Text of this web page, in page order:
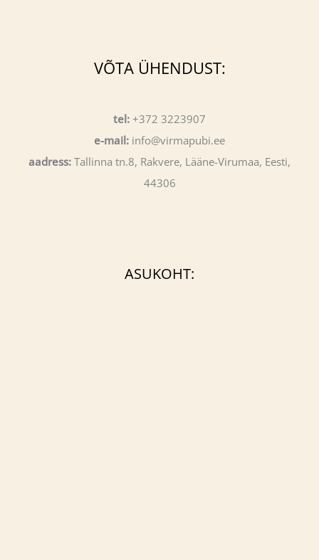
VÕTA ÜHENDUST:
tel: +372 3223907
e-mail: info@virmapubi.ee
aadress: Tallinna tn.8, Rakvere, Lääne-Virumaa, Eesti,
44306
ASUKOHT: